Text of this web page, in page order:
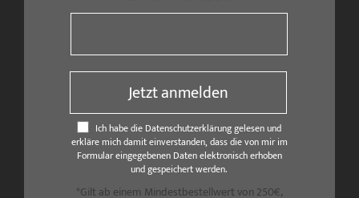
Jetzt anmelden
Ich habe die Datenschutzerklärung gelesen und
erkläre mich damit einverstanden, dass die von mir im
Formular eingegebenen Daten elektronisch erhoben
und gespeichert werden.
*Gilt ab einem Mindestbestellwert von 250€,